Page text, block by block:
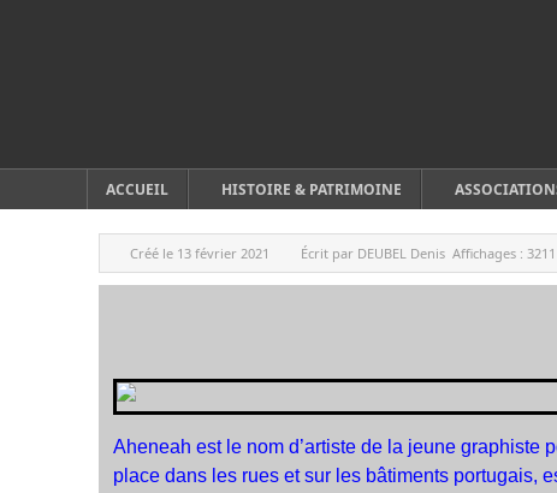
ACCUEIL HISTOIRE & PATRIMOINE
Créé le 13 février 2021 Écrit par DEUBEL Denis Affichages : 3211
Aheneah est le nom d’artiste de la jeune graphiste
place dans les rues et sur les bâtiments portugais,